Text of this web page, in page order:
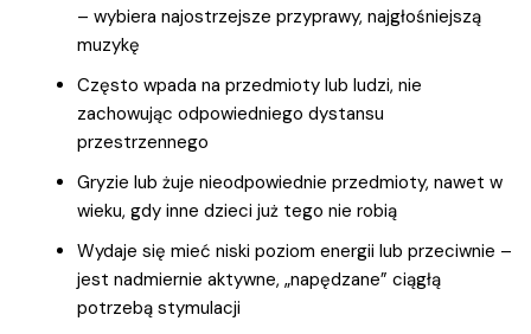
– wybiera najostrzejsze przyprawy, najgłośniejszą
muzykę
Często wpada na przedmioty lub ludzi, nie
zachowując odpowiedniego dystansu
przestrzennego
Gryzie lub żuje nieodpowiednie przedmioty, nawet w
wieku, gdy inne dzieci już tego nie robią
Wydaje się mieć niski poziom energii lub przeciwnie –
jest nadmiernie aktywne, „napędzane” ciągłą
potrzebą stymulacji